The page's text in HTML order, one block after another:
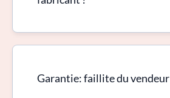
Garantie: faillite du vendeur